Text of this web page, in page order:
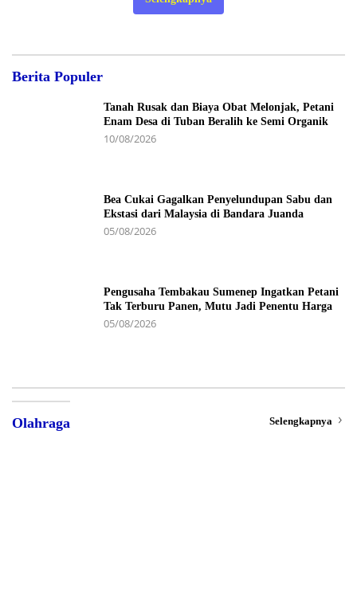
Berita Populer
Tanah Rusak dan Biaya Obat Melonjak, Petani
Enam Desa di Tuban Beralih ke Semi Organik
10/08/2026
Bea Cukai Gagalkan Penyelundupan Sabu dan
Ekstasi dari Malaysia di Bandara Juanda
05/08/2026
Pengusaha Tembakau Sumenep Ingatkan Petani
Tak Terburu Panen, Mutu Jadi Penentu Harga
05/08/2026
Olahraga Selengkapnya